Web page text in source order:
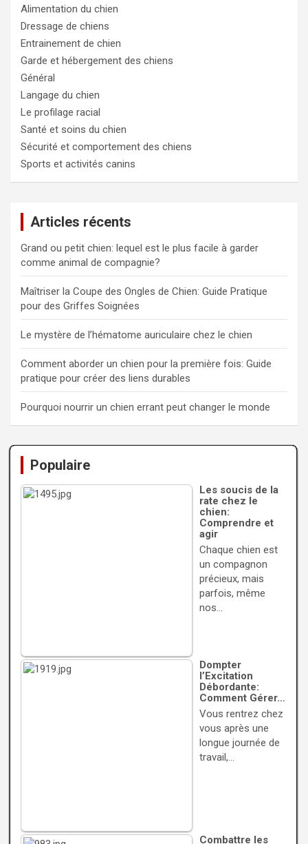
e
r
Alimentation du chien
Dressage de chiens
Entrainement de chien
Garde et hébergement des chiens
Général
Langage du chien
Le profilage racial
Santé et soins du chien
Sécurité et comportement des chiens
Sports et activités canins
Articles récents
Grand ou petit chien: lequel est le plus facile à garder
comme animal de compagnie?
Maîtriser la Coupe des Ongles de Chien: Guide Pratique
pour des Griffes Soignées
Le mystère de l’hématome auriculaire chez le chien
Comment aborder un chien pour la première fois: Guide
pratique pour créer des liens durables
Pourquoi nourrir un chien errant peut changer le monde
Populaire
Les soucis de la
rate chez le
chien:
Comprendre et
agir
Chaque chien est
un compagnon
précieux, mais
parfois, même
nos…
Dompter
l’Excitation
Débordante:
Comment Gérer…
Vous rentrez chez
vous après une
longue journée de
travail,…
Combattre les